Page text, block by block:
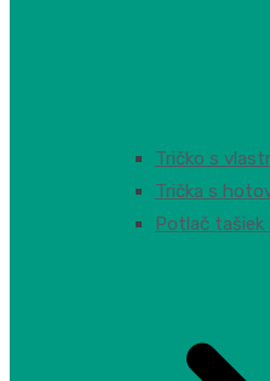
Tričko s
Trička s
Potlač tašiek